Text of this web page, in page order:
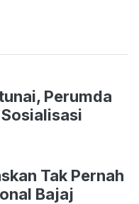
Perumda
Tak Pernah
Bajaj